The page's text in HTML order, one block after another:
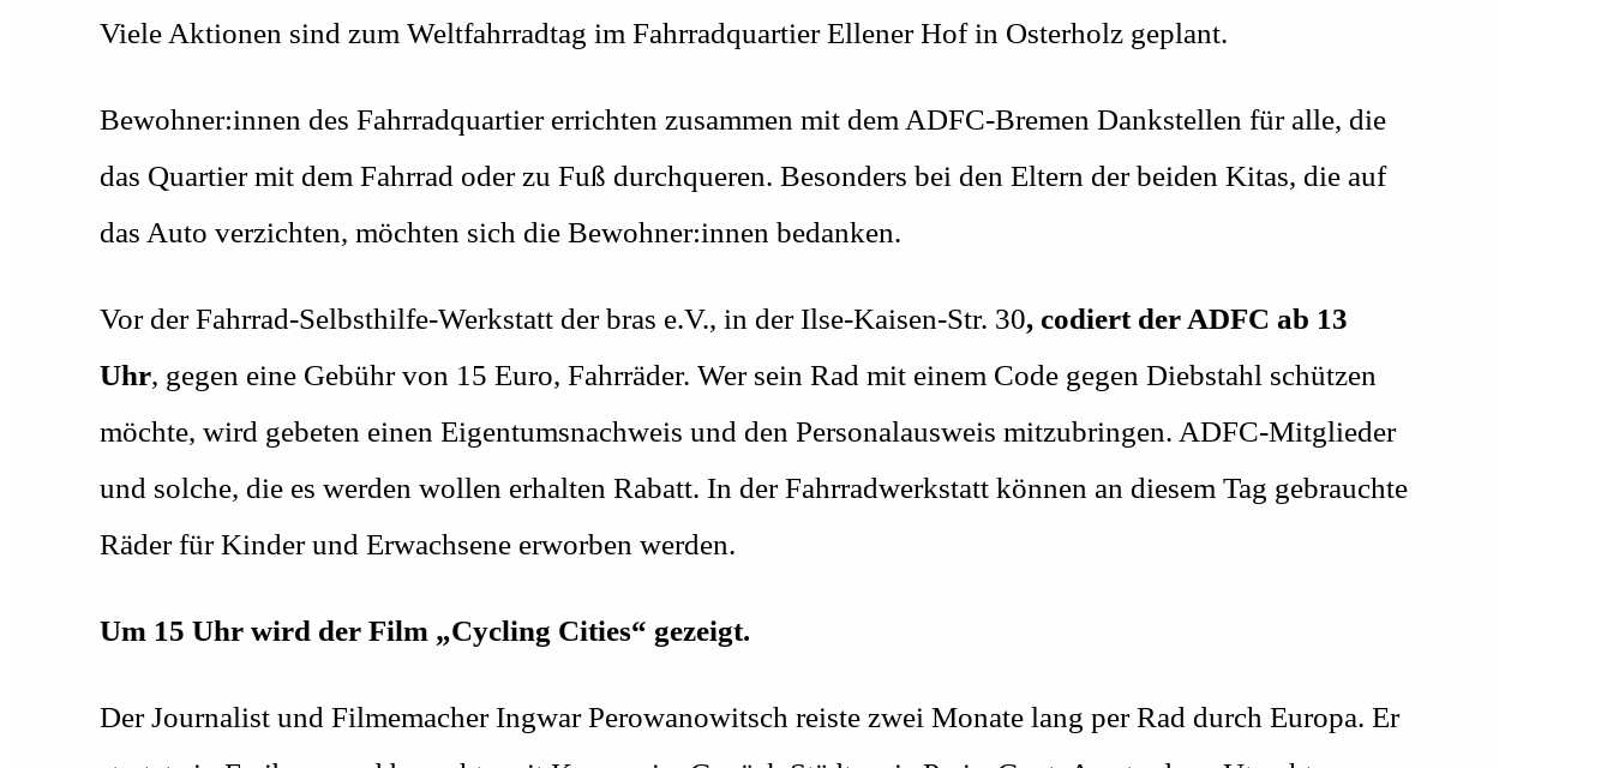
Viele Aktionen sind zum Weltfahrradtag im Fahrradquartier Ellener Hof in Osterholz geplant.
Bewohner:innen des Fahrradquartier errichten zusammen mit dem ADFC-Bremen Dankstellen für alle, die
das Quartier mit dem Fahrrad oder zu Fuß durchqueren. Besonders bei den Eltern der beiden Kitas, die auf
das Auto verzichten, möchten sich die Bewohner:innen bedanken.
Vor der Fahrrad-Selbsthilfe-Werkstatt der bras e.V., in der Ilse-Kaisen-Str. 30, codiert der ADFC ab 13
Uhr, gegen eine Gebühr von 15 Euro, Fahrräder. Wer sein Rad mit einem Code gegen Diebstahl schützen
möchte, wird gebeten einen Eigentumsnachweis und den Personalausweis mitzubringen. ADFC-Mitglieder
und solche, die es werden wollen erhalten Rabatt. In der Fahrradwerkstatt können an diesem Tag gebrauchte
Räder für Kinder und Erwachsene erworben werden.
Um 15 Uhr wird der Film „Cycling Cities“ gezeigt.
Der Journalist und Filmemacher Ingwar Perowanowitsch reiste zwei Monate lang per Rad durch Europa. Er